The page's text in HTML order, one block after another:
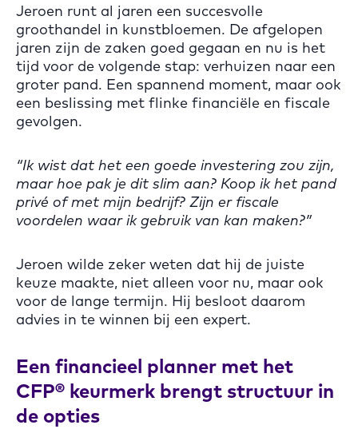
Jeroen runt al jaren een succesvolle
groothandel in kunstbloemen. De afgelopen
jaren zijn de zaken goed gegaan en nu is het
tijd voor de volgende stap: verhuizen naar een
groter pand. Een spannend moment, maar ook
een beslissing met flinke financiële en fiscale
gevolgen.
“Ik wist dat het een goede investering zou zijn,
maar hoe pak je dit slim aan? Koop ik het pand
privé of met mijn bedrijf? Zijn er fiscale
voordelen waar ik gebruik van kan maken?”
Jeroen wilde zeker weten dat hij de juiste
keuze maakte, niet alleen voor nu, maar ook
voor de lange termijn. Hij besloot daarom
advies in te winnen bij een expert.
Een financieel planner met het
CFP® keurmerk brengt structuur in
de opties